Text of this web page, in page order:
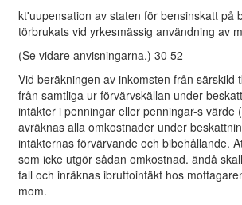
kt'uupensation av staten för bensinskatt på
törbrukats vid yrkesmässig användning av
(Se vidare anvisningarna.) 30 52
Vid beräkningen av inkomsten från särskild
från samtliga ur förvärvskällan under
intäkter i penningar eller penningar-s värde
avräknas alla omkostnader under
intäkternas förvärvande och bibehållande.
som icke utgör sådan omkostnad. ändå
fall och inräknas ibruttointäkt hos
mom.